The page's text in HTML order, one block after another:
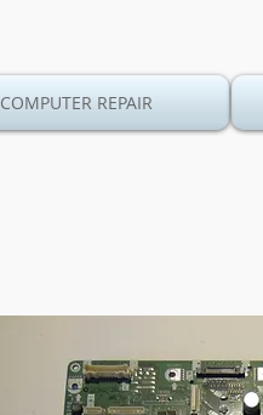
COMPUTER REPAIR